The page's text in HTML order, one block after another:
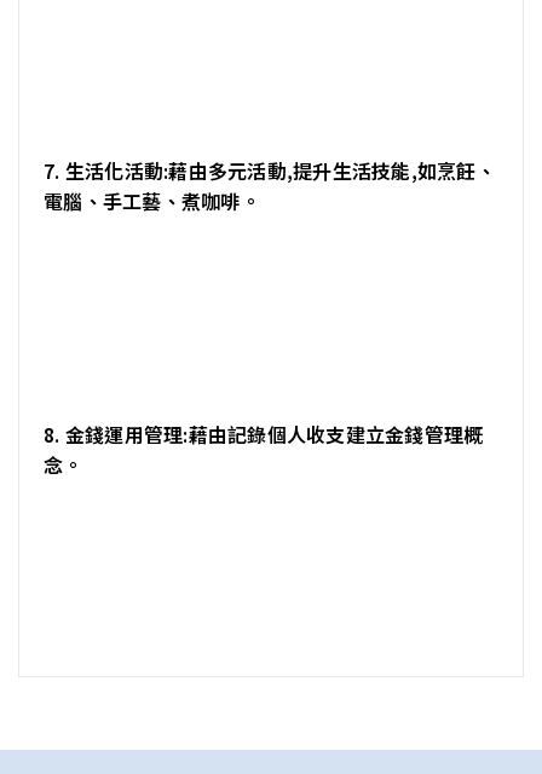
7. 生活化活動:藉由多元活動,提升生活技能,如烹飪、
電腦、手工藝、煮咖啡。
8. 金錢運用管理:藉由記錄個人收支建立金錢管理概
念。